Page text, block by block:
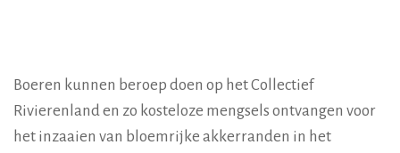
Boeren kunnen beroep doen op het Collectief
Rivierenland en zo kosteloze mengsels ontvangen voor
het inzaaien van bloemrijke akkerranden in het